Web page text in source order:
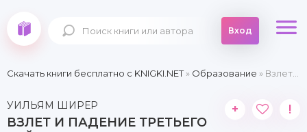
Вход
Скачать книги бесплатно c KNIGKI.NET» Образование » Взлет и падение Третьего Рейха
УИЛЬЯМ ШИРЕР
ВЗЛЕТ И ПАДЕНИЕ ТРЕТЬЕГО
+ !